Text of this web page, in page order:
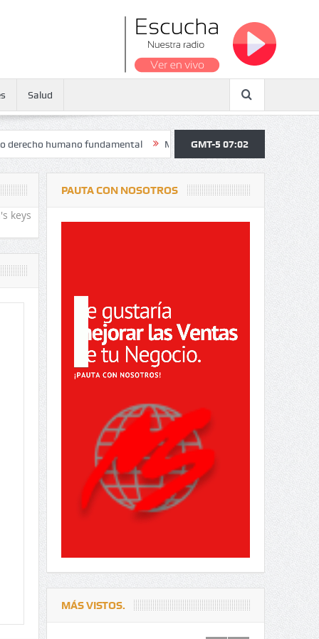
Salud
fundamental Maratón atendió a más de 38.000 jóvenes y
GMT-5 07:02
keys
PAUTA CON NOSOTROS
MÁS VISTOS.